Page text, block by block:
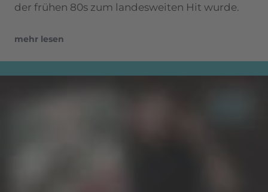
der frühen 80s zum landesweiten Hit wurde.
mehr lesen